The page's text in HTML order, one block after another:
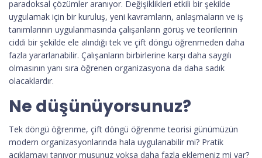
paradoksal çözümler aranıyor. Değişiklikleri etkili bir şekilde
uygulamak için bir kuruluş, yeni kavramların, anlaşmaların ve iş
tanımlarının uygulanmasında çalışanların görüş ve teorilerinin
ciddi bir şekilde ele alındığı tek ve çift döngü öğrenmeden daha
fazla yararlanabilir. Çalışanların birbirlerine karşı daha saygılı
olmasının yanı sıra öğrenen organizasyona da daha sadık
olacaklardır.
Ne düşünüyorsunuz?
Tek döngü öğrenme, çift döngü öğrenme teorisi günümüzün
modern organizasyonlarında hala uygulanabilir mi? Pratik
açıklamayı tanıyor musunuz yoksa daha fazla eklemeniz mi var?